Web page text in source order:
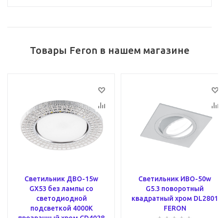
Товары Feron в нашем магазине
Светильник ДВО-15w
GX53 без лампы со
светодиодной
подсветкой 4000К
Светильник ИВО-50w
G5.3 поворотный
квадратный хром DL2801
FERON